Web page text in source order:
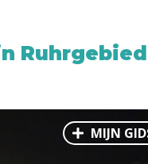
Ruhrgebied
MIJN